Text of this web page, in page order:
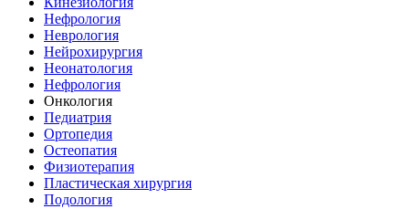
Нефрология
Неврология
Нейрохирургия
Неонатология
Нефрология
Онкология
Педиатрия
Ортопедия
Остеопатия
Физиотерапия
Пластическая хирургия
Подология